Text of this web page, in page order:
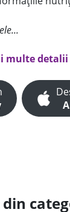
multe detalii